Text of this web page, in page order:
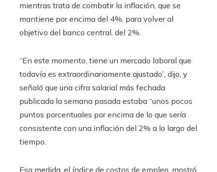
mientras trata de combatir la inflación, que se
mantiene por encima del 4%, para volver al
objetivo del banco central. del 2%.
“En este momento, tiene un mercado laboral que
todavía es extraordinariamente ajustado”, dijo, y
señaló que una cifra salarial más fechada
publicada la semana pasada estaba “unos pocos
puntos porcentuales por encima de lo que sería
consistente con una inflación del 2% a lo largo del
tiempo.
Esa medida, el índice de costos de empleo, mostró